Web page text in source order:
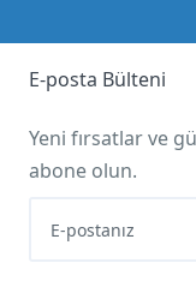
E-posta Bülteni
Yeni fırsatlar ve
abone olun.